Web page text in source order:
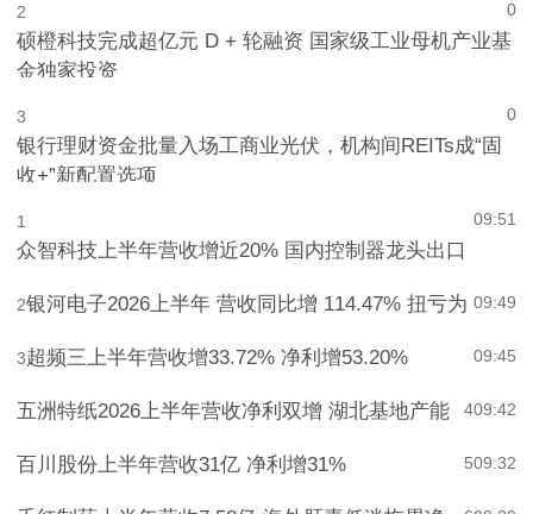
0
2
硕橙科技完成超亿元 D + 轮融资 国家级工业母机产业基
金独家投资
0
3
银行理财资金批量入场工商业光伏，机构间REITs成“固
收+”新配置选项
09:51
1
众智科技上半年营收增近20% 国内控制器龙头出口
09:49
2银河电子2026上半年 营收同比增 114.47% 扭亏为
09:45
3超频三上半年营收增33.72% 净利增53.20%
09:42
4
五洲特纸2026上半年营收净利双增 湖北基地产能
09:32
5
百川股份上半年营收31亿 净利增31%